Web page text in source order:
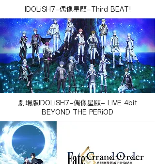
IDOLiSH7-偶像星願-Third BEAT!
劇場版IDOLiSH7-偶像星願- LIVE 4bit
BEYOND THE PERiOD